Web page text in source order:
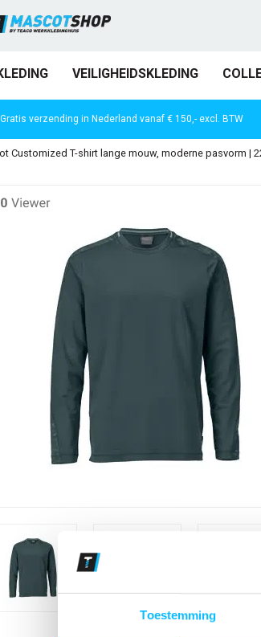
Toestemming
VEILIGHEIDSKLEDING
Gratis verzending in Nederland vanaf € 150,- excl. BTW
Customized T-shirt lange mouw, moderne pasvorm |